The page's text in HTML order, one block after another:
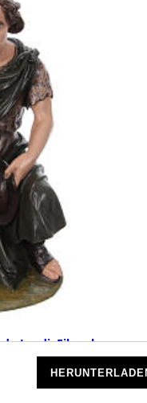
Landi, Fiberglas,